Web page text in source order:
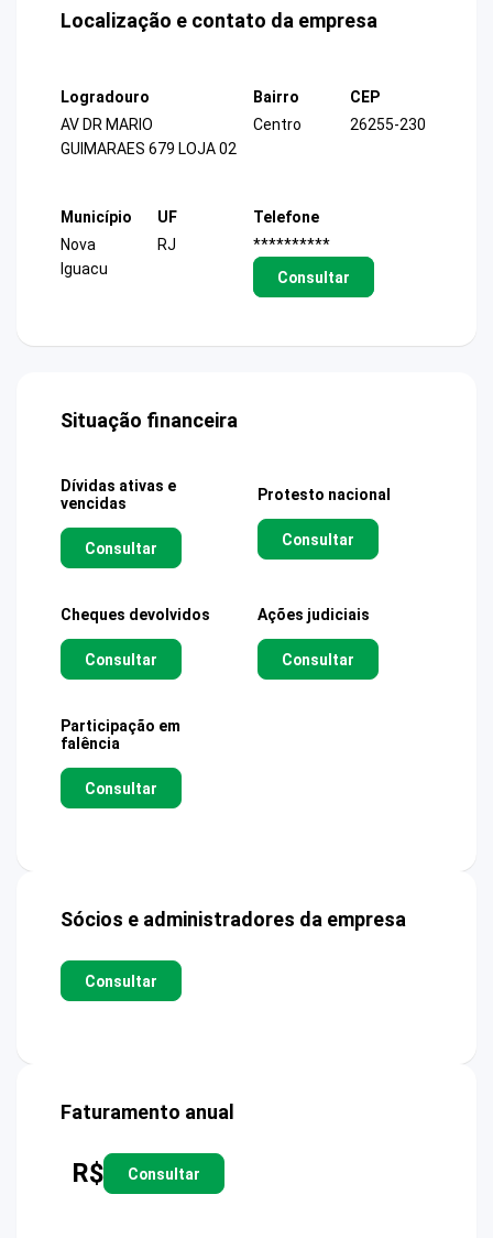
Localização e contato da empresa
Logradouro
AV DR MARIO
GUIMARAES 679 LOJA 02
Bairro
Centro
CEP
26255-230
Município
Nova
Iguacu
UF
RJ
Telefone
**********
Consultar
Situação financeira
Dívidas ativas e
vencidas
Consultar
Protesto nacional
Consultar
Cheques devolvidos
Consultar
Ações judiciais
Consultar
Participação em
falência
Consultar
Sócios e administradores da empresa
Consultar
Faturamento anual
R$ Consultar